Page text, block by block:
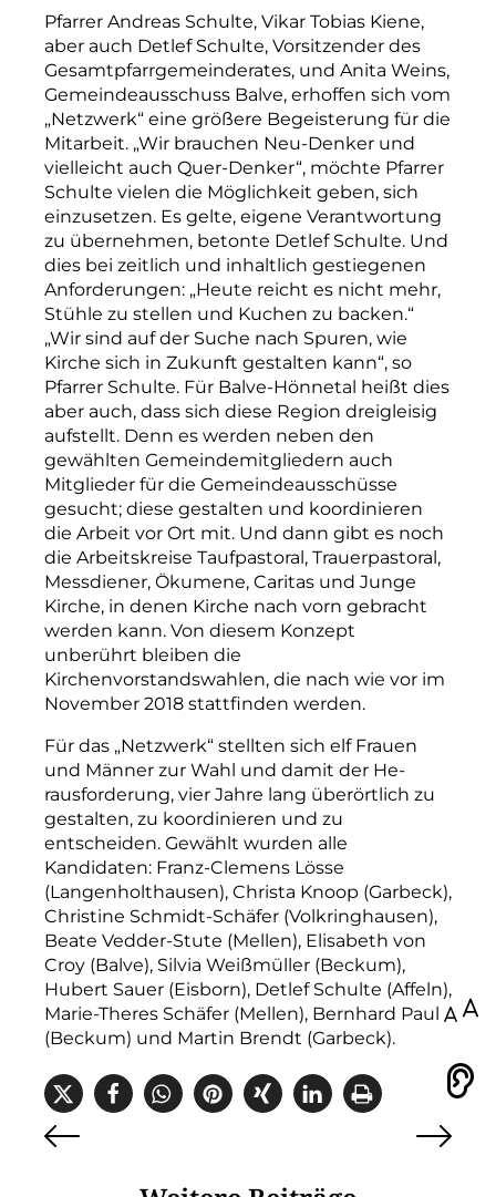
Pfarrer Andreas Schulte, Vikar Tobias Kiene,
aber auch Detlef Schulte, Vorsitzender des
Gesamtpfarrgemeinderates, und Anita Weins,
Gemeindeausschuss Balve, erhoffen sich vom
„Netzwerk“ eine größere Begeisterung für die
Mitarbeit. „Wir brauchen Neu-­Denker und
vielleicht auch Quer-Denker“, möchte Pfarrer
Schulte vielen die Möglichkeit geben, sich
einzusetzen. Es gelte, eigene Verantwortung
zu übernehmen, betonte Detlef Schulte. Und
dies bei zeitlich und inhaltlich gestiegenen
Anforderungen: „Heute reicht es nicht mehr,
Stühle zu stellen und Kuchen zu backen.“
„Wir sind auf der Suche nach Spuren, wie
Kirche sich in Zukunft gestalten kann“, so
Pfarrer Schulte. Für Balve-­Hönnetal heißt dies
aber auch, dass sich diese Region dreigleisig
aufstellt. Denn es werden neben den
gewählten Gemeindemitgliedern auch
Mitglieder für die Gemeinde­ausschüsse
gesucht; diese gestalten und koordinieren
die Arbeit vor Ort mit. Und dann gibt es noch
die Arbeitskreise Taufpastoral, Trauerpastoral,
Messdiener, Ökumene, Caritas und Junge
Kirche, in denen Kirche nach vorn gebracht
werden kann. Von diesem Konzept
unberührt bleiben die
Kirchenvorstandswahlen, die nach wie vor im
November 2018 stattfinden werden.
Für das „Netzwerk“ stellten sich elf Frauen
und Männer zur Wahl und damit der He­
rausforderung, vier Jahre lang überörtlich zu
gestalten, zu koordinieren und zu
entscheiden. Gewählt wurden alle
Kandidaten: Franz-Clemens Lösse
(Langenholthausen), Christa Knoop (Garbeck),
Christine Schmidt-Schäfer (Volkringhausen),
Beate Vedder-­Stute (Mellen), Elisabeth von
Croy (Balve), Silvia Weißmüller (Beckum),
Hubert Sauer (Eisborn), Detlef Schulte (Affeln),
Marie-Theres Schäfer (Mellen), Bernhard Paul
(Beckum) und Martin Brendt (Garbeck).
100
Vorlesen